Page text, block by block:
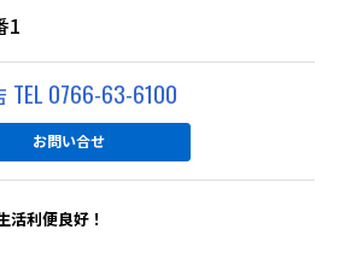
1
TEL 0766-63-6100
お問い合せ
活利便良好！